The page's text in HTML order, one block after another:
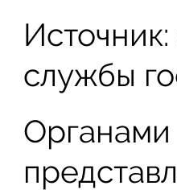
службы
Органами